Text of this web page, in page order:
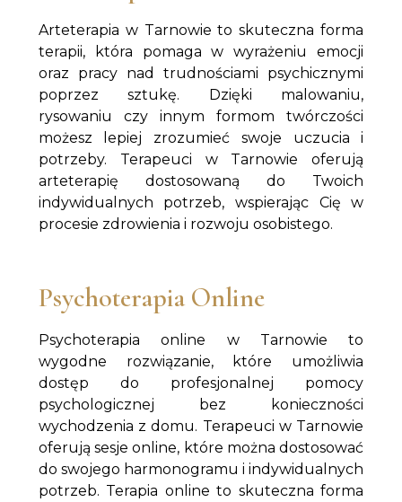
Arteterapia w Tarnowie to skuteczna forma
terapii, która pomaga w wyrażeniu emocji
oraz pracy nad trudnościami psychicznymi
poprzez sztukę. Dzięki malowaniu,
rysowaniu czy innym formom twórczości
możesz lepiej zrozumieć swoje uczucia i
potrzeby. Terapeuci w Tarnowie oferują
arteterapię dostosowaną do Twoich
indywidualnych potrzeb, wspierając Cię w
procesie zdrowienia i rozwoju osobistego.
Psychoterapia Online
Psychoterapia online w Tarnowie to
wygodne rozwiązanie, które umożliwia
dostęp do profesjonalnej pomocy
psychologicznej bez konieczności
wychodzenia z domu. Terapeuci w Tarnowie
oferują sesje online, które można dostosować
do swojego harmonogramu i indywidualnych
potrzeb. Terapia online to skuteczna forma